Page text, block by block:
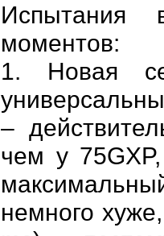
Испытания
моментов:
1. Новая
–
чем у
немного